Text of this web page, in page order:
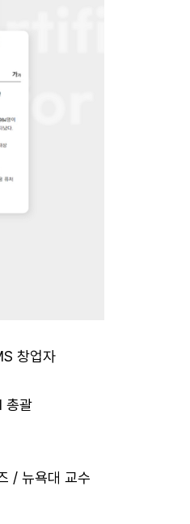
창업자
괄
/ 뉴욕대 교수